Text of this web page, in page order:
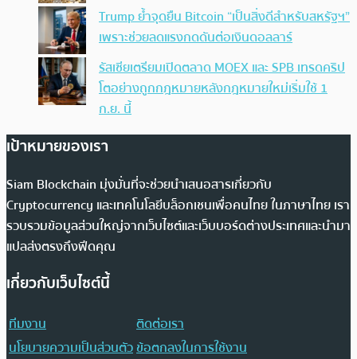
Trump ย้ำจุดยืน Bitcoin “เป็นสิ่งดีสำหรับสหรัฐฯ”
เพราะช่วยลดแรงกดดันต่อเงินดอลลาร์
รัสเซียเตรียมเปิดตลาด MOEX และ SPB เทรดคริป
โตอย่างถูกกฎหมายหลังกฎหมายใหม่เริ่มใช้ 1
ก.ย. นี้
เป้าหมายของเรา
Siam Blockchain มุ่งมั่นที่จะช่วยนำเสนอสารเกี่ยวกับ
Cryptocurrency และเทคโนโลยีบล็อกเชนเพื่อคนไทย ในภาษาไทย เรา
รวบรวมข้อมูลส่วนใหญ่จากเว็บไซต์และเว็บบอร์ดต่างประเทศและนำมา
แปลส่งตรงถึงฟีดคุณ
เกี่ยวกับเว็บไซต์นี้
ทีมงาน
ติดต่อเรา
นโยบายความเป็นส่วนตัวข้อตกลงในการใช้งาน